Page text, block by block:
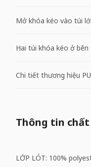
Mở khóa kéo vào túi
Hai túi khóa kéo ở bên
Chi tiết thương hiệu
Thông tin
LỚP LÓT: 100%